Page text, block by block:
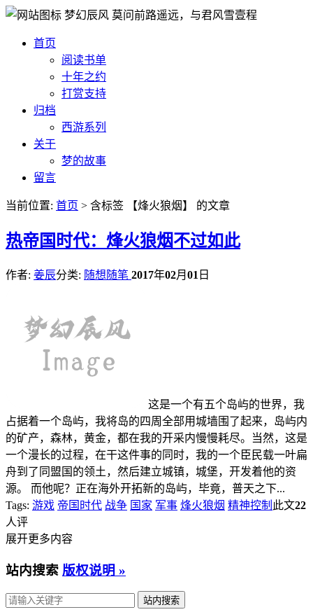
梦幻辰风 莫问前路遥远，与君风雪壹程
首页
阅读书单
十年之约
打赏支持
归档
西游系列
关于
梦的故事
留言
当前位置: 首页 > 含标签 【烽火狼烟】 的文章
热帝国时代：烽火狼烟不过如此
作者: 姜辰分类: 随想随笔 2017年02月 01 日
这是一个有五个岛屿的世界，我
占据着一个岛屿，我将岛的四周全部用城墙围了起来，岛屿内
的矿产，森林，黄金，都在我的开采内慢慢耗尽。当然，这是
一个漫长的过程，在干这件事的同时，我的一个臣民载一叶扁
舟到了同盟国的领土，然后建立城镇，城堡，开发着他的资
源。 而他呢？正在海外开拓新的岛屿，毕竟，普天之下...
Tags: 游戏 帝国时代 战争 国家 军事 烽火狼烟 精神控制 此文22
人评
展开更多内容
站内搜索 版权说明 »